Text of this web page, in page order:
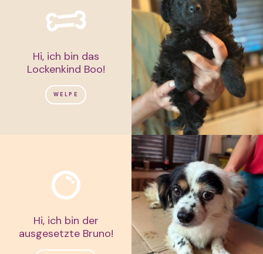
Hi, ich bin das
Lockenkind Boo!
WELPE
Hi, ich bin der
ausgesetzte Bruno!